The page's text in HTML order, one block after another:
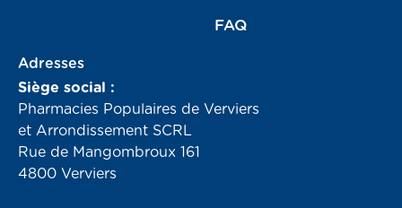
FAQ
Adresses
Siège social :
Pharmacies Populaires de Verviers
et Arrondissement SCRL
Rue de Mangombroux 161
4800 Verviers